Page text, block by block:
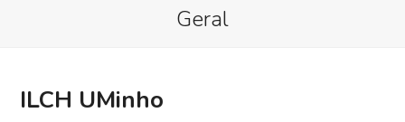
Geral
ILCH UMinho